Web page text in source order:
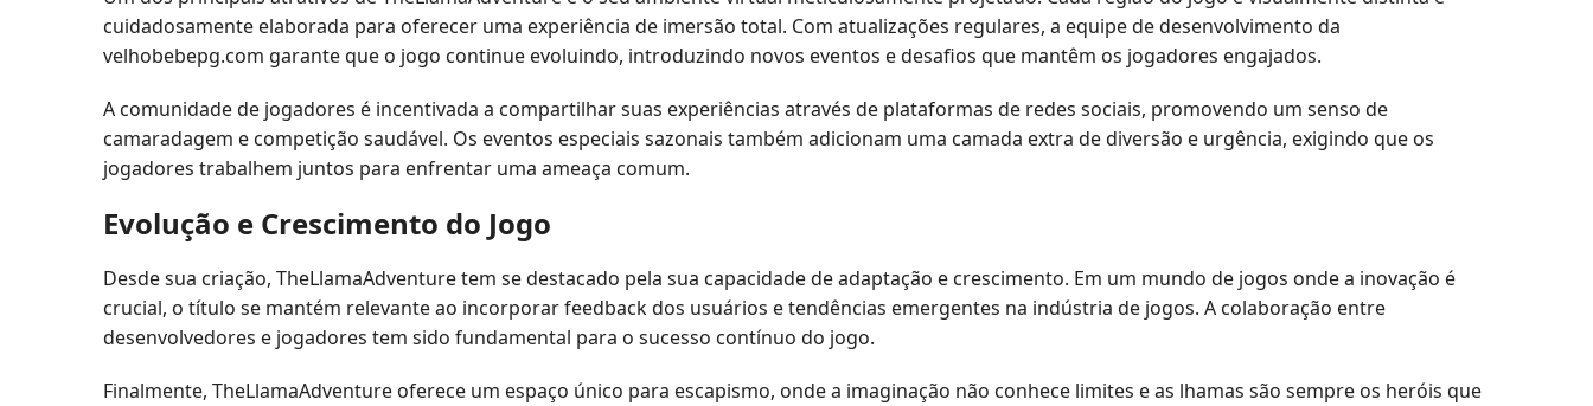
cuidadosamente elaborada para oferecer uma experiência de imersão total. Com atualizações regulares, a equipe de desenvolvimento da
velhobebepg.com garante que o jogo continue evoluindo, introduzindo novos eventos e desafios que mantêm os jogadores engajados.
A comunidade de jogadores é incentivada a compartilhar suas experiências através de plataformas de redes sociais, promovendo um senso de
camaradagem e competição saudável. Os eventos especiais sazonais também adicionam uma camada extra de diversão e urgência, exigindo que os
jogadores trabalhem juntos para enfrentar uma ameaça comum.
Evolução e Crescimento do Jogo
Desde sua criação, TheLlamaAdventure tem se destacado pela sua capacidade de adaptação e crescimento. Em um mundo de jogos onde a inovação é
crucial, o título se mantém relevante ao incorporar feedback dos usuários e tendências emergentes na indústria de jogos. A colaboração entre
desenvolvedores e jogadores tem sido fundamental para o sucesso contínuo do jogo.
Finalmente, TheLlamaAdventure oferece um espaço único para escapismo, onde a imaginação não conhece limites e as lhamas são sempre os heróis que